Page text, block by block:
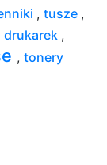
, tusze ,
drukarek ,
, tonery